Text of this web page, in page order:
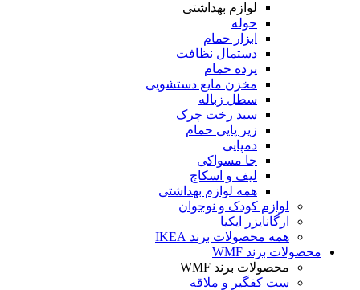
لوازم بهداشتی
حوله
ابزار حمام
دستمال نظافت
پرده حمام
مخزن مایع دستشویی
سطل زباله
سبد رخت چرک
زیر پایی حمام
دمپایی
جا مسواکی
لیف و اسکاچ
همه لوازم بهداشتی
لوازم کودک و نوجوان
ارگانایزر ایکیا
همه محصولات برند IKEA
محصولات برند WMF
محصولات برند WMF
ست کفگیر و ملاقه